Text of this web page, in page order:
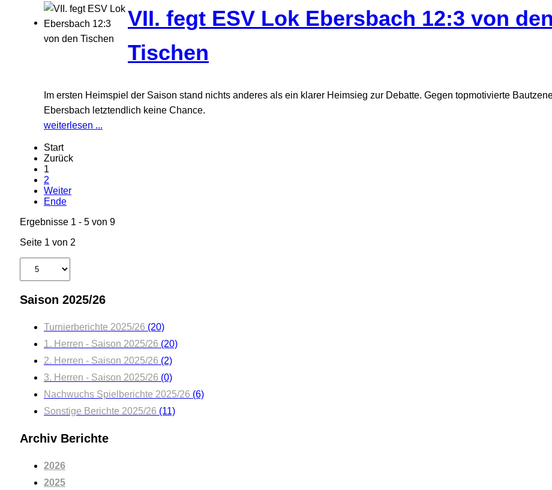
VII. fegt ESV Lok Ebersbach 12:3 von den
Tischen
Im ersten Heimspiel der Saison stand nichts anderes als ein klarer Heimsieg zur Debatte. Gegen topmotivierte
Ebersbach letztendlich keine Chance.
weiterlesen ...
Start
Zurück
1
2
Weiter
Ende
Ergebnisse 1 - 5 von 9
Seite 1 von 2
Saison 2025/26
Turnierberichte 2025/26 (20)
1. Herren - Saison 2025/26 (20)
2. Herren - Saison 2025/26 (2)
3. Herren - Saison 2025/26 (0)
Nachwuchs Spielberichte 2025/26 (6)
Sonstige Berichte 2025/26 (11)
Archiv Berichte
2026
2025